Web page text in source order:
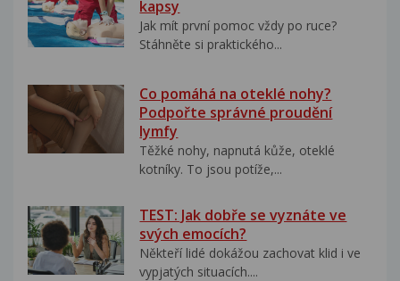
kapsy
Jak mít první pomoc vždy po ruce?
Stáhněte si praktického...
Co pomáhá na oteklé nohy?
Podpořte správné proudění
lymfy
Těžké nohy, napnutá kůže, oteklé
kotníky. To jsou potíže,...
TEST: Jak dobře se vyznáte ve
svých emocích?
Někteří lidé dokážou zachovat klid i ve
vypjatých situacích....